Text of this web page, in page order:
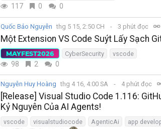
117 0 0
Quốc Bảo Nguyễn thg 5 15, 2:50 CH 3 phút đọc
Một Extension VS Code Suýt Lấy Sạch
MAYFEST2026 CyberSecurity vscode
98 2 0
Nguyễn Huy Hoàng thg 4 16, 4:00 SA 4 phút đọc
[Release] Visual Studio Code 1.116:
Kỷ Nguyên Của AI Agents!
vscode visualstudiocode AgenticAi app